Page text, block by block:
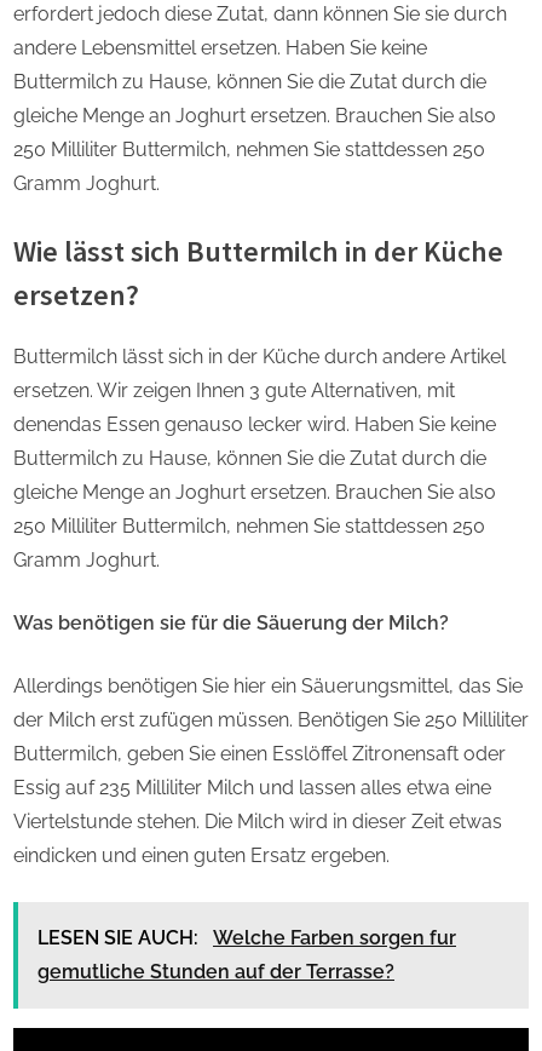
erfordert jedoch diese Zutat, dann können Sie sie durch
andere Lebensmittel ersetzen. Haben Sie keine
Buttermilch zu Hause, können Sie die Zutat durch die
gleiche Menge an Joghurt ersetzen. Brauchen Sie also
250 Milliliter Buttermilch, nehmen Sie stattdessen 250
Gramm Joghurt.
Wie lässt sich Buttermilch in der Küche
ersetzen?
Buttermilch lässt sich in der Küche durch andere Artikel
ersetzen. Wir zeigen Ihnen 3 gute Alternativen, mit
denendas Essen genauso lecker wird. Haben Sie keine
Buttermilch zu Hause, können Sie die Zutat durch die
gleiche Menge an Joghurt ersetzen. Brauchen Sie also
250 Milliliter Buttermilch, nehmen Sie stattdessen 250
Gramm Joghurt.
Was benötigen sie für die Säuerung der Milch?
Allerdings benötigen Sie hier ein Säuerungsmittel, das Sie
der Milch erst zufügen müssen. Benötigen Sie 250 Milliliter
Buttermilch, geben Sie einen Esslöffel Zitronensaft oder
Essig auf 235 Milliliter Milch und lassen alles etwa eine
Viertelstunde stehen. Die Milch wird in dieser Zeit etwas
eindicken und einen guten Ersatz ergeben.
LESEN SIE AUCH:
Welche Farben sorgen fur
gemutliche Stunden auf der Terrasse?